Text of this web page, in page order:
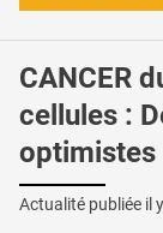
CANCER
cellules :
optimistes
Actualité publiée il